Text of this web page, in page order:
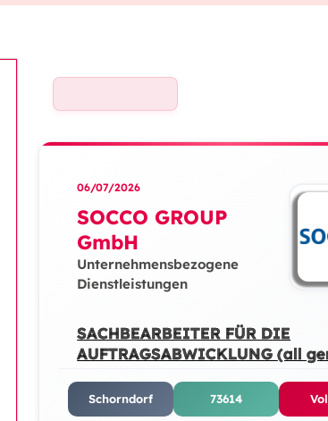
06/07/2026
SOCCO GROUP
GmbH
Unternehmensbezogene
Dienstleistungen
SACHBEARBEITER FÜR DIE
AUFTRAGSABWICKLUNG (all genders))
Schorndorf 73614